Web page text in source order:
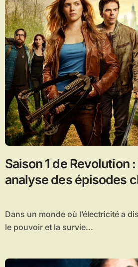
Saison 1 de Revolution
analyse des épisodes
Dans un monde où l’électricité a disparu, les luttes pour
le pouvoir et la survie...